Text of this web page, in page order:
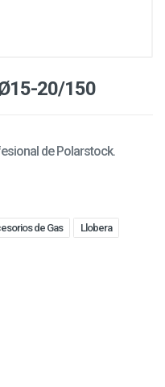
20/150
de Polarstock.
de Gas Llobera